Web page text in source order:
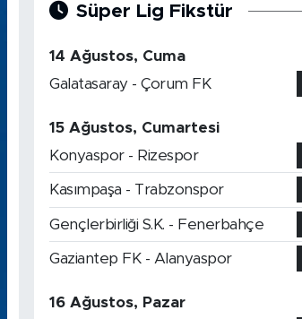
Süper Lig Fikstür
14 Ağustos, Cuma
Galatasaray - Çorum FK
15 Ağustos, Cumartesi
Konyaspor - Rizespor
Kasımpaşa - Trabzonspor
Gençlerbirliği S.K. - Fenerbahçe
Gaziantep FK - Alanyaspor
16 Ağustos, Pazar